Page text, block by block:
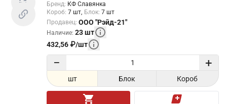
Бренд: КФ Славянка
Короб: 7 шт Блок: 7 шт
Продавец: ООО "Рэйд-21"
Наличие: 23шт
432,56 ₽/шт
− +
шт Блок Короб